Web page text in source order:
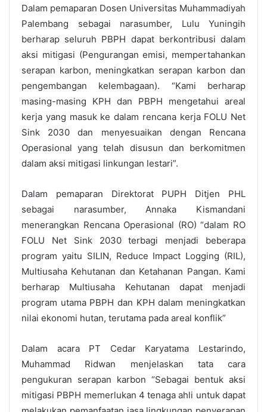
Dalam pemaparan Dosen Universitas Muhammadiyah
Palembang sebagai narasumber, Lulu Yuningih
berharap seluruh PBPH dapat berkontribusi dalam
aksi mitigasi (Pengurangan emisi, mempertahankan
serapan karbon, meningkatkan serapan karbon dan
pengembangan kelembagaan). “Kami berharap
masing-masing KPH dan PBPH mengetahui areal
kerja yang masuk ke dalam rencana kerja FOLU Net
Sink 2030 dan menyesuaikan dengan Rencana
Operasional yang telah disusun dan berkomitmen
dalam aksi mitigasi linkungan lestari”.
Dalam pemaparan Direktorat PUPH Ditjen PHL
sebagai narasumber, Annaka Kismandani
menerangkan Rencana Operasional (RO) “dalam RO
FOLU Net Sink 2030 terbagi menjadi beberapa
program yaitu SILIN, Reduce Impact Logging (RIL),
Multiusaha Kehutanan dan Ketahanan Pangan. Kami
berharap Multiusaha Kehutanan dapat menjadi
program utama PBPH dan KPH dalam meningkatkan
nilai ekonomi hutan, terutama pada areal konflik”
Dalam acara PT Cedar Karyatama Lestarindo,
Muhammad Ridwan menjelaskan tata cara
pengukuran serapan karbon “Sebagai bentuk aksi
mitigasi PBPH memerlukan 4 tenaga ahli untuk dapat